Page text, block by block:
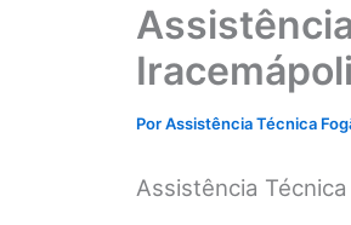
PorAssistência Técnica
Assistência